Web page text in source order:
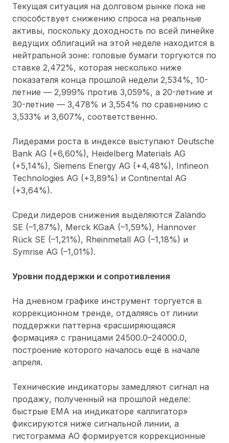
Текущая ситуация на долговом рынке пока не
способствует снижению спроса на реальные
активы, поскольку доходность по всей линейке
ведущих облигаций на этой неделе находится в
нейтральной зоне: головые бумаги торгуются по
ставке 2,472%, которая несколько ниже
показателя конца прошлой недели 2,534%, 10-
летние — 2,999% против 3,059%, а 20-летние и
30-летние — 3,478% и 3,554% по сравнению с
3,533% и 3,607%, соответственно.
Лидерами роста в индексе выступают Deutsche
Bank AG (+6,60%), Heidelberg Materials AG
(+5,14%), Siemens Energy AG (+4,48%), Infineon
Technologies AG (+3,89%) и Continental AG
(+3,64%).
Среди лидеров снижения выделяются Zalando
SE (–1,87%), Merck KGaA (–1,59%), Hannover
Rück SE (–1,21%), Rheinmetall AG (–1,18%) и
Symrise AG (–1,01%).
Уровни поддержки и сопротивления
На дневном графике инструмент торгуется в
коррекционном тренде, отдаляясь от линии
поддержки паттерна «расширяющаяся
формация» с границами 24500.0–24000.0,
построение которого началось ещё в начале
апреля.
Технические индикаторы замедляют сигнал на
продажу, полученный на прошлой неделе:
быстрые ЕМА на индикаторе «аллигатор»
фиксируются ниже сигнальной линии, а
гистограмма АО формируется коррекционные